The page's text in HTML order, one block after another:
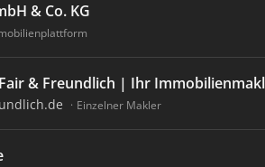
& Co. KG
& Freundlich | Ihr
Einzelner Makler